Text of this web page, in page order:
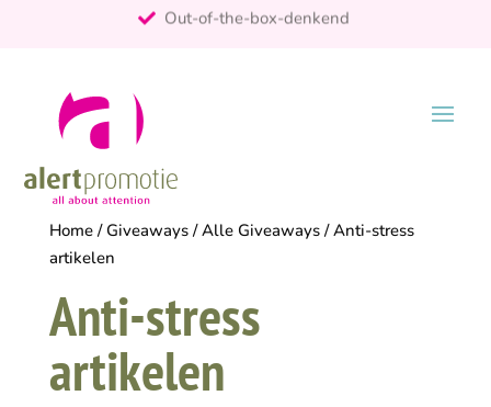
25+ jaar ervaring
Home/ Giveaways/Alle Giveaways/ Anti-stress
artikelen
Anti-stress
artikelen